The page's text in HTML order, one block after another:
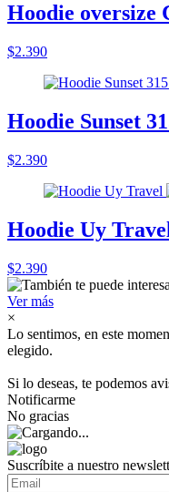
Hoodie oversize
$2.390
Hoodie Sunset
$2.390
Hoodie Uy
$2.390
Ver más
×
Lo sentimos, en este
elegido.
Si lo deseas, te podemos
Notificarme
No gracias
Suscríbite a nuestro